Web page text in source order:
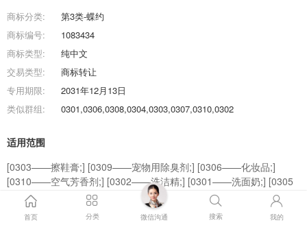
商标分类:
第3类-蝶约
商标编号:
1083434
商标类型:
纯中文
交易类型:
商标转让
专用期限:
2031年12月13日
类似群组:
0301,0306,0308,0304,0303,0307,0310,0302
适用范围
[0303——擦鞋膏;] [0309——宠物用除臭剂;] [0306——化妆品;]
[0310——空气芳香剂;] [0302——洗洁精;] [0301——洗面奶;] [0305
——香料;] [0308——香木;] [0307——牙膏;] [0304——研磨材料;]
首页 分类 微信沟通 搜索 我的